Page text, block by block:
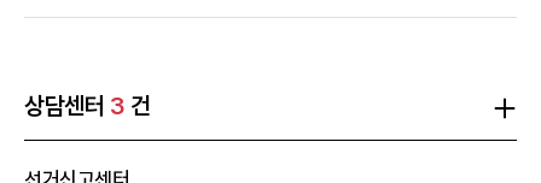
력지원센터)
221-449844-04-747(기업은행, 중소기업중앙회)다. 문 의 처 : 중
상담센터 3 건